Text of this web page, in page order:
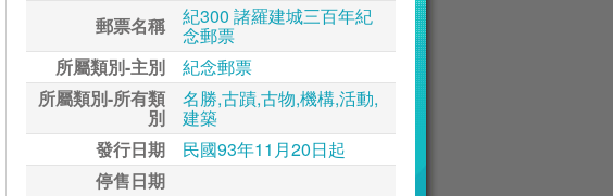
郵票名稱
紀300 諸羅建城三百年紀
念郵票
所屬類別-主別
紀念郵票
所屬類別-所有類
別
名勝,古蹟,古物,機構,活動,
建築
發行日期
民國93年11月20日起
停售日期